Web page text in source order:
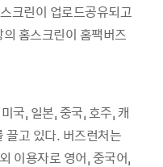
크린이 업로드공유되고
홈스크린이 홈팩버즈
국, 일본,중국,호주, 캐
끌고 있다. 버즈런처는
이용자로 영어,중국어,